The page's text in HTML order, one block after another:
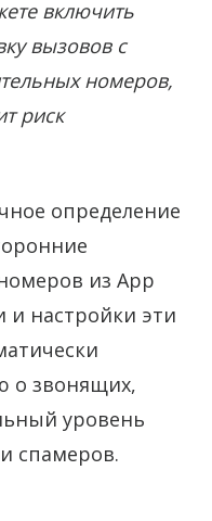
включить
вызовов с
номеров,
риск
определение
из App
и настройки эти
о звонящих,
уровень
спамеров.